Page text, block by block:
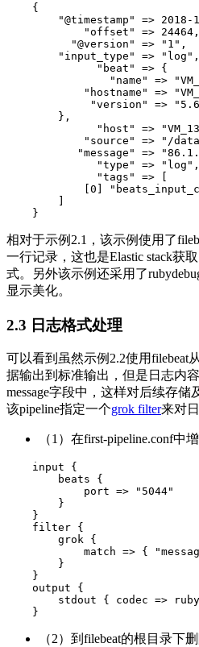
    {
"@timestamp" => 2018-
            "offset" => 24464,
          "@version" => "1",
        "input_type" => "log",
              "beat" => {
"name" =>
"hostname" =>
"version" =>
        },
"host" =>
"source" => "/
"message" =>
              "type" => "log",
              "tags" => [
[0]
    }
相对于示例2.1，该示例使用了
一行记录，这也是Elastic stack获
式。另外该示例还采用了
显示美化。
2.3 日志格式处理
可以看到虽然示例2.2使用filebeat
据输出到标准输出，但是日志内
message字段中，这样对后续存
该pipeline指定一个grok filter来对
（1）在first-pipeline.conf中
    input {
        beats {
            port => "5044"
        }
    }
    filter {
        grok {
match => {
        }
    }
    output {
stdout { codec =>
    }
（2）到filebeat的根目录下